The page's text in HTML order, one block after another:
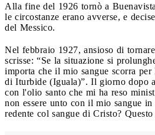
Alla fine del 1926 tornò a
le circostanze erano avverse, e
del Messico.
Nel febbraio 1927, ansioso di
scrisse: “Se la situazione si
importa che il mio sangue scorra
di Iturbide (Iguala)”. Il giorno dopo
con l'olio santo che mi ha reso
non essere unto con il mio sangue
redente col sangue di Cristo?